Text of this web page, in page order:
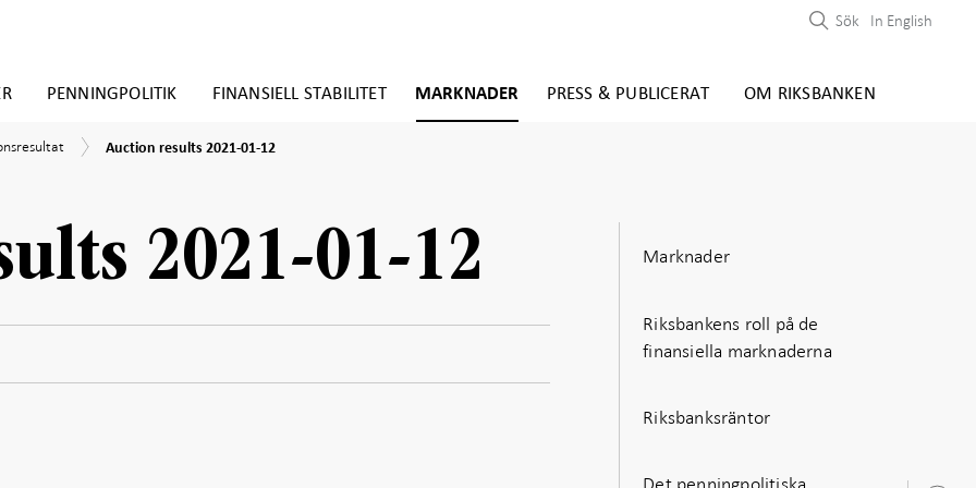
PENNINGPOLITIK FINANSIELL STABILITET MARKNADER PRESS & PUBLICERAT OM RIKSBANKEN
Sök In English
Auction
Auction results 2021-01-12
2021-01-12 Marknader
Riksbankens roll på de
finansiella marknaderna
Riksbanksräntor